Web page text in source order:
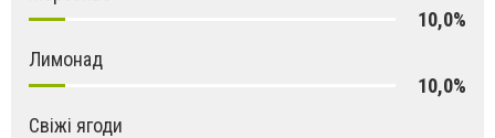
10,0%
Лимонад
10,0%
Свіжі ягоди